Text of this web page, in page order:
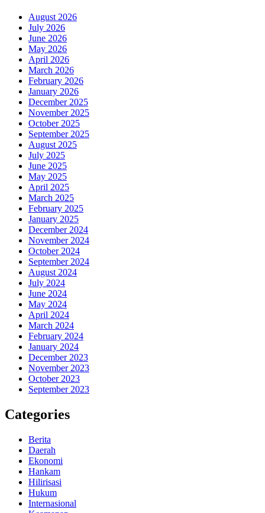
August 2026
July 2026
June 2026
May 2026
April 2026
March 2026
February 2026
January 2026
December 2025
November 2025
October 2025
September 2025
August 2025
July 2025
June 2025
May 2025
April 2025
March 2025
February 2025
January 2025
December 2024
November 2024
October 2024
September 2024
August 2024
July 2024
June 2024
May 2024
April 2024
March 2024
February 2024
January 2024
December 2023
November 2023
October 2023
September 2023
Categories
Berita
Daerah
Ekonomi
Hankam
Hilirisasi
Hukum
Internasional